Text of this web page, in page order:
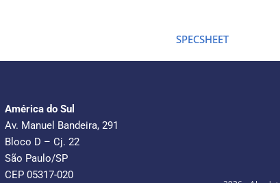
SPECSHEET
América do Sul
Av. Manuel Bandeira, 291
Bloco D – Cj. 22
São Paulo/SP
CEP 05317-020